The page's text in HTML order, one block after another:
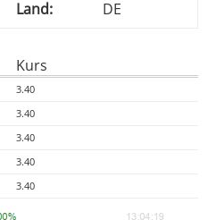
Land: DE
Kurs
3.40
3.40
3.40
3.40
3.40